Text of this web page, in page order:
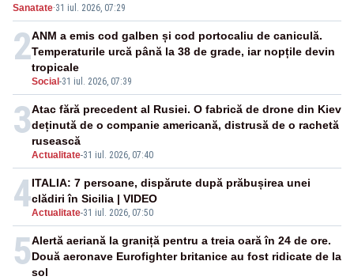
Sanatate·31 iul. 2026, 07:29
2
Social -31 iul. 2026, 07:39
ANM a emis cod galben și cod portocaliu de caniculă.
Temperaturile urcă până la 38 de grade, iar nopțile devin
tropicale
3
Actualitate-31 iul. 2026, 07:40
Atac fără precedent al Rusiei. O fabrică de drone din Kiev
deținută de o companie americană, distrusă de o rachetă
rusească
4Actualitate-31 iul. 2026, 07:50
ITALIA: 7 persoane, dispărute după prăbușirea unei
clădiri în Sicilia | VIDEO
5Alertă aeriană la graniță pentru a treia oară în 24 de ore.
Două aeronave Eurofighter britanice au fost ridicate de la
sol